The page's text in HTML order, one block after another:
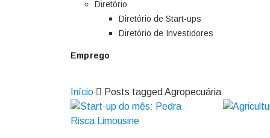
Diretório
Diretório de Start-ups
Diretório de Investidores
Emprego
Início Posts tagged Agropecuária